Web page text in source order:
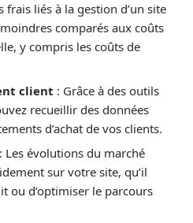
frais liés à la gestion d’un site
comparés aux coûts
y compris les coûts de
client : Grâce à des outils
recueillir des données
d’achat de vos clients.
: Les évolutions du marché
sur votre site, qu’il
ou d’optimiser le parcours